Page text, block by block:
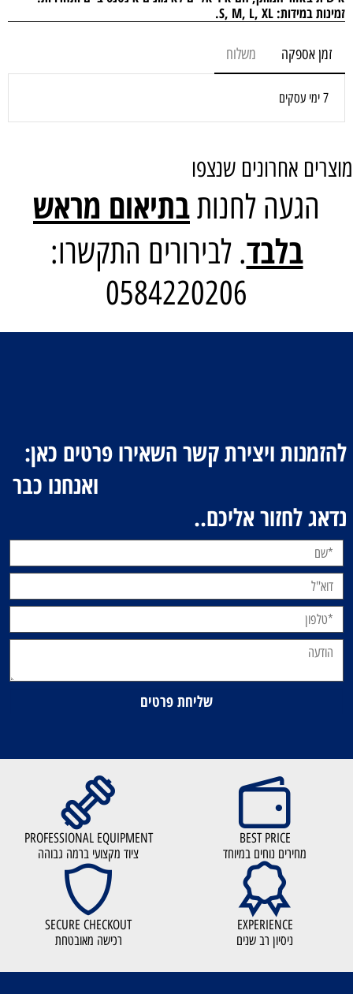
זמינות במידות:
זמן אספקה משלוח
7 ימי עסקים
מוצרים אחרונים שנצפו
הגעה לחנותבתיאום מראש
בלבד. לבירורים התקשרו:
0584220206
להזמנות ויצירת קשר השאירו פרטים כאן:
ואנחנו כבר
נדאג לחזור אליכם..
BEST PRICE
מחירים נוחים במיוחד
PROFESSIONAL EQUIPMENT
ציוד מקצועי ברמה גבוהה
EXPERIENCE
ניסיון רב שנים
SECURE CHECKOUT
רכישה מאובטחת